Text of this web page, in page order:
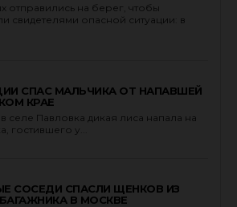
отправились на берег, чтобы
свидетелями опасной ситуации: в
СПАС МАЛЬЧИКА ОТ НАПАВШЕЙ
КРАЕ
селе Павловка дикая лиса напала на
гостившего у...
СОСЕДИ СПАСЛИ ЩЕНКОВ ИЗ
В МОСКВЕ